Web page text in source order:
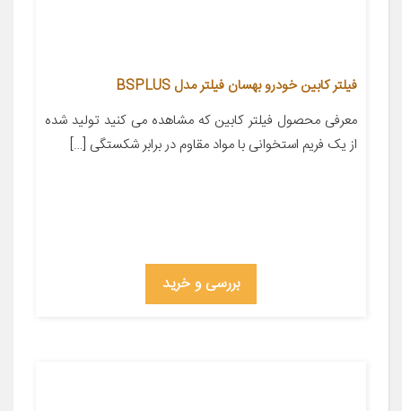
فیلتر کابین خودرو بهسان فیلتر مدل BSPLUS
معرفی محصول فیلتر کابین که مشاهده می کنید تولید شده
از یک فریم استخوانی با مواد مقاوم در برابر شکستگی […]
بررسی و خرید